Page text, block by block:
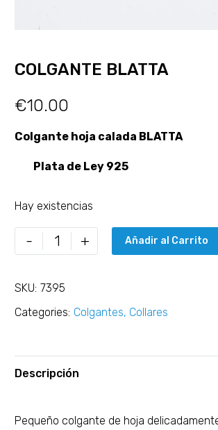
COLGANTE BLATTA
€10.00
Colgante hoja calada BLATTA
Plata de Ley 925
Hay existencias
- + Añadir al Carrito
SKU: 7395
Categories: Colgantes, Collares
Descripción
Pequeño colgante de hoja